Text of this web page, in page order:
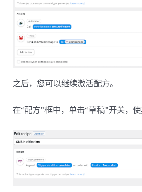
之后，您可以继续激活配方。
在“配方”框中，单击“草稿”开关，使